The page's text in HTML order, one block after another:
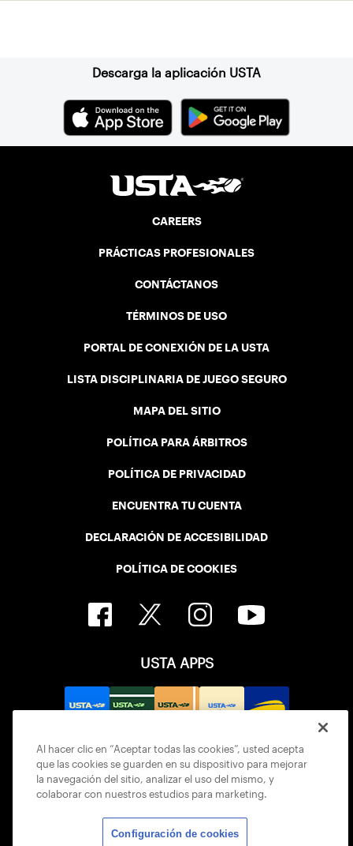
Descarga la aplicación USTA
CAREERS
PRÁCTICAS PROFESIONALES
CONTÁCTANOS
TÉRMINOS DE USO
PORTAL DE CONEXIÓN DE LA USTA
LISTA DISCIPLINARIA DE JUEGO SEGURO
MAPA DEL SITIO
POLÍTICA PARA ÁRBITROS
POLÍTICA DE PRIVACIDAD
ENCUENTRA TU CUENTA
DECLARACIÓN DE ACCESIBILIDAD
POLÍTICA DE COOKIES
USTA APPS
Al hacer clic en “Aceptar todas las cookies”, usted acepta
que las cookies se guarden en su dispositivo para mejorar
la navegación del sitio, analizar el uso del mismo, y
colaborar con nuestros estudios para marketing.
Configuración de cookies